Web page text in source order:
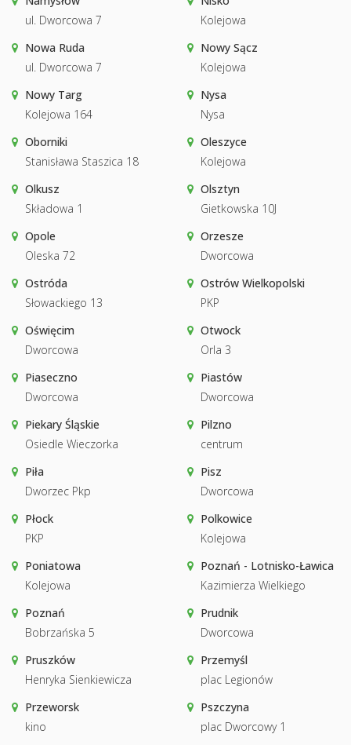
ul. Dworcowa 7
Kolejowa
Nowa Ruda
ul. Dworcowa 7
Nowy Sącz
Kolejowa
Nowy Targ
Kolejowa 164
Nysa
Nysa
Oborniki
Stanisława Staszica 18
Oleszyce
Kolejowa
Olkusz
Składowa 1
Olsztyn
Gietkowska 10J
Opole
Oleska 72
Orzesze
Dworcowa
Ostróda
Słowackiego 13
Ostrów Wielkopolski
PKP
Oświęcim
Dworcowa
Otwock
Orla 3
Piaseczno
Dworcowa
Piastów
Dworcowa
Piekary Śląskie
Osiedle Wieczorka
Pilzno
centrum
Piła
Dworzec Pkp
Pisz
Dworcowa
Płock
PKP
Polkowice
Kolejowa
Poniatowa
Kolejowa
Poznań - Lotnisko-Ławica
Kazimierza Wielkiego
Poznań
Bobrzańska 5
Prudnik
Dworcowa
Pruszków
Henryka Sienkiewicza
Przemyśl
plac Legionów
Przeworsk
kino
Pszczyna
plac Dworcowy 1